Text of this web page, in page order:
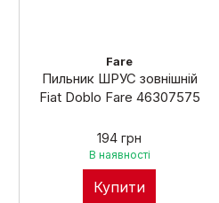
Fare
Пильник ШРУС зовнішній
Fiat Doblo Fare 46307575
194 грн
В наявності
Купити